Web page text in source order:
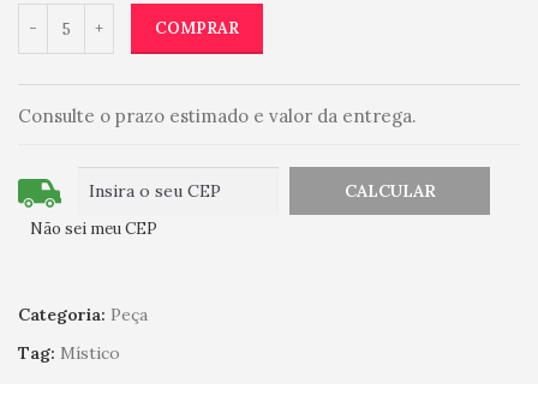
COMPRAR
Consulte o prazo estimado e valor da entrega.
Não sei meu CEP
Categoria: Peça
Tag: Místico